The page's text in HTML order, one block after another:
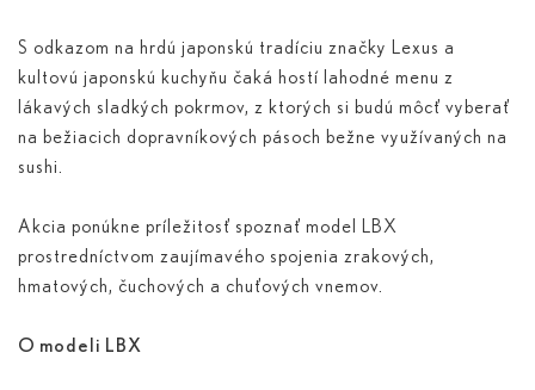
S odkazom na hrdú japonskú tradíciu značky Lexus a
kultovú japonskú kuchyňu čaká hostí lahodné menu z
lákavých sladkých pokrmov, z ktorých si budú môcť vyberať
na bežiacich dopravníkových pásoch bežne využívaných na
sushi.
Akcia ponúkne príležitosť spoznať model LBX
prostredníctvom zaujímavého spojenia zrakových,
hmatových, čuchových a chuťových vnemov.
O modeli LBX